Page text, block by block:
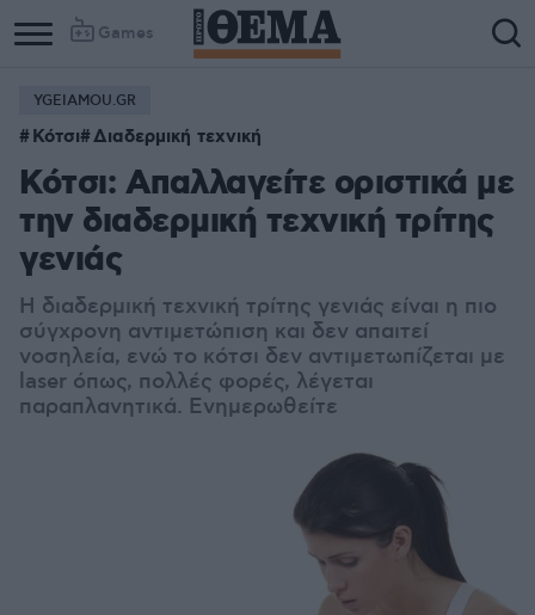
Games
YGEIAMOU.GR
Κότσι Διαδερμική τεχνική
Κότσι: Απαλλαγείτε οριστικά με
την διαδερμική τεχνική τρίτης
γενιάς
H διαδερμική τεχνική τρίτης γενιάς είναι η πιο
σύγχρονη αντιμετώπιση και δεν απαιτεί
νοσηλεία, ενώ το κότσι δεν αντιμετωπίζεται με
laser όπως, πολλές φορές, λέγεται
παραπλανητικά. Ενημερωθείτε